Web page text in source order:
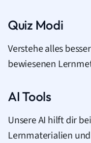
Quiz Modi
Verstehe alles
bewiesenen
AI Tools
Unsere AI hilft dir
Lernmaterialien